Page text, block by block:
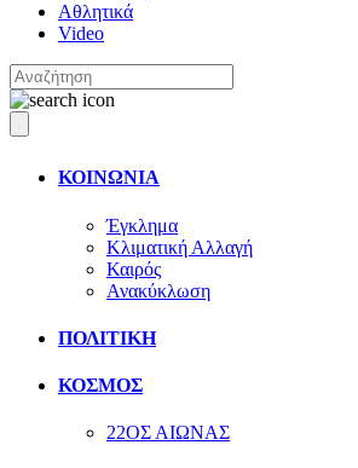
Αθλητικά
Video
ΚΟΙΝΩΝΙΑ
Έγκλημα
Κλιματική Αλλαγή
Καιρός
Ανακύκλωση
ΠΟΛΙΤΙΚΗ
ΚΟΣΜΟΣ
22ΟΣ ΑΙΩΝΑΣ